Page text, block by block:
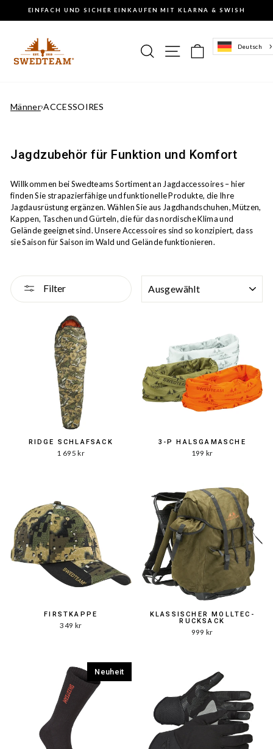
Anhalten
Diashow
EINFACH UND SICHER EINKAUFEN MIT KLARNA & SWISH
Suche Navigation auf
Deutsch
Männer›ACCESSOIRES
Jagdzubehör für Funktion und Komfort
Willkommen bei Swedteams Sortiment an Jagdaccessoires – hier
finden Sie strapazierfähige und funktionelle Produkte, die Ihre
Jagdausrüstung ergänzen. Wählen Sie aus Jagdhandschuhen, Mützen,
Kappen, Taschen und Gürteln, die für das nordische Klima und
Gelände geeignet sind. Unsere Accessoires sind so konzipiert, dass
sie Saison für Saison im Wald und Gelände funktionieren.
Filter
RIDGE SCHLAFSACK
1 695 kr
3-P HALSGAMASCHE
199 kr
FIRSTKAPPE
349 kr
KLASSISCHER MOLLTEC-
RUCKSACK
999 kr
Neuheit